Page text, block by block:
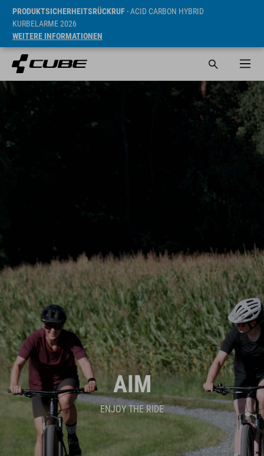
PRODUKTSICHERHEITSRÜCKRUF- ACID CARBON HYBRID
KURBELARME 2026
WEITERE INFORMATIONEN
AIM
ENJOY THE RIDE